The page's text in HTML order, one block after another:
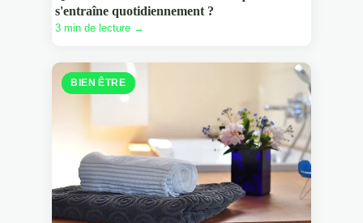
s'entraîne quotidiennement ?
3 min de lecture →
BIEN ÊTRE